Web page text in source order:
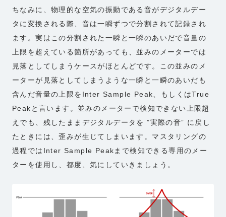
ちなみに、物理的な空気の振動である音がデジタルデー
タに変換される際、音は一瞬ずつで分割されて記録され
ます。実はこの分割された一瞬と一瞬のあいだで音量の
上限を超えている箇所があっても、並みのメーターでは
見落としてしまうケースがほとんどです。この並みのメ
ーターが見落としてしまうような一瞬と一瞬のあいだも
含んだ音量の上限をInter Sample Peak、もしくはTrue
Peakと言います。並みのメーターで検知できない上限超
えでも、残したままデジタルデータを ”実際の音” に戻し
たときには、歪みが生じてしまいます。マスタリングの
過程ではInter Sample Peakまで検知できる専用のメー
ターを使用し、都度、気にしていきましょう。